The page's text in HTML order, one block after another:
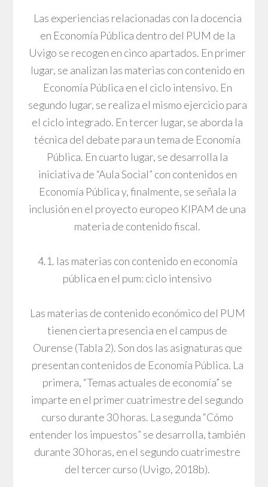
Las experiencias relacionadas con la docencia
en Economía Pública dentro del PUM de la
Uvigo se recogen en cinco apartados. En primer
lugar, se analizan las materias con contenido en
Economía Pública en el ciclo intensivo. En
segundo lugar, se realiza el mismo ejercicio para
el ciclo integrado. En tercer lugar, se aborda la
técnica del debate para un tema de Economía
Pública. En cuarto lugar, se desarrolla la
iniciativa de “Aula Social” con contenidos en
Economía Pública y, finalmente, se señala la
inclusión en el proyecto europeo KIPAM de una
materia de contenido fiscal.
4.1. las materias con contenido en economía
pública en el pum: ciclo intensivo
Las materias de contenido económico del PUM
tienen cierta presencia en el campus de
Ourense (Tabla 2). Son dos las asignaturas que
presentan contenidos de Economía Pública. La
primera, “Temas actuales de economía” se
imparte en el primer cuatrimestre del segundo
curso durante 30 horas. La segunda “Cómo
entender los impuestos” se desarrolla, también
durante 30 horas, en el segundo cuatrimestre
del tercer curso (Uvigo, 2018b).